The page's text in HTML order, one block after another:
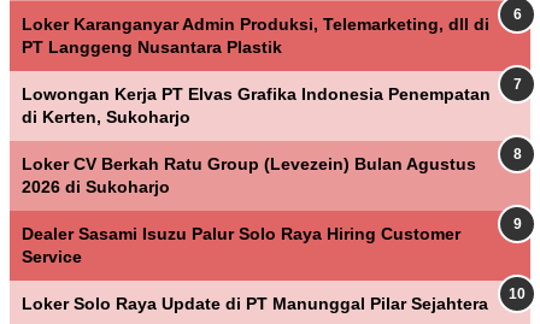
Loker Karanganyar Admin Produksi, Telemarketing, dll di
PT Langgeng Nusantara Plastik
Lowongan Kerja PT Elvas Grafika Indonesia Penempatan
di Kerten, Sukoharjo
Loker CV Berkah Ratu Group (Levezein) Bulan Agustus
2026 di Sukoharjo
Dealer Sasami Isuzu Palur Solo Raya Hiring Customer
Service
Loker Solo Raya Update di PT Manunggal Pilar Sejahtera